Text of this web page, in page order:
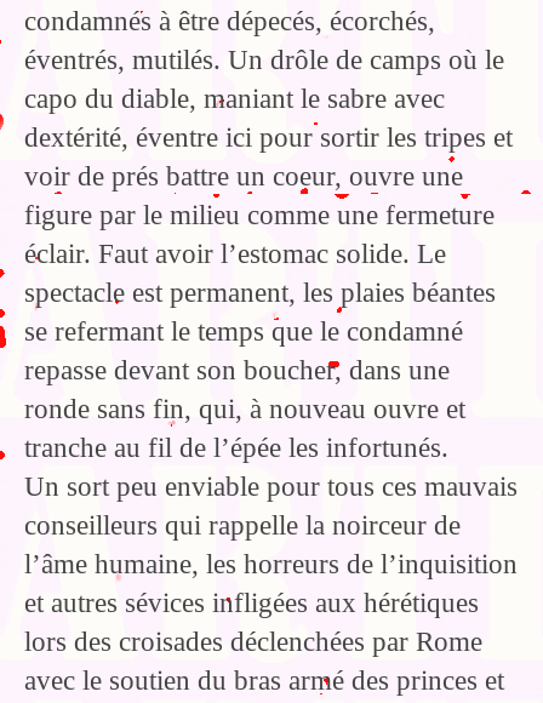
condamnés à être dépecés, écorchés,
éventrés, mutilés. Un drôle de camps où le
capo du diable, maniant le sabre avec
dextérité, éventre ici pour sortir les tripes et
voir de prés battre un coeur, ouvre une
figure par le milieu comme une fermeture
éclair. Faut avoir l’estomac solide. Le
spectacle est permanent, les plaies béantes
se refermant le temps que le condamné
repasse devant son boucher, dans une
ronde sans fin, qui, à nouveau ouvre et
tranche au fil de l’épée les infortunés.
Un sort peu enviable pour tous ces mauvais
conseilleurs qui rappelle la noirceur de
l’âme humaine, les horreurs de l’inquisition
et autres sévices infligées aux hérétiques
lors des croisades déclenchées par Rome
avec le soutien du bras armé des princes et